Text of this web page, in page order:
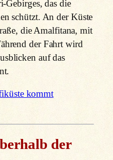
Gebirges, das die
schützt. An der Küste
die Amalfitana, mit
der Fahrt wird
auf das
kommt
der